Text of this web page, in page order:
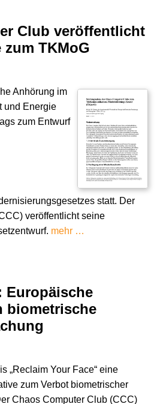
Club veröffentlicht
TKMoG
Anhörung im
und Energie
zum Entwurf
statt. Der
veröffentlicht seine
mehr …
Europäische
biometrische
„Reclaim Your Face“ eine
zum Verbot biometrischer
Chaos Computer Club (CCC)